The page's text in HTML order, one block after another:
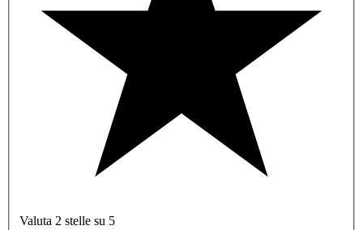
Valuta 2 stelle su 5